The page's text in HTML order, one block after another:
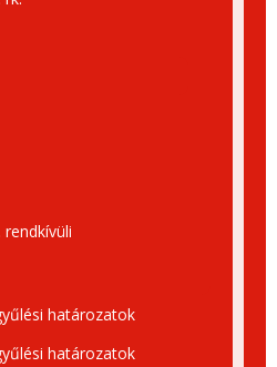
rendkívüli
határozatok
határozatok